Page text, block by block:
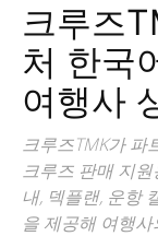
크루즈
처 한국
여행사
크루즈TMK가 파
크루즈 판매 지
내, 덱플랜, 운항
을 제공해 여행